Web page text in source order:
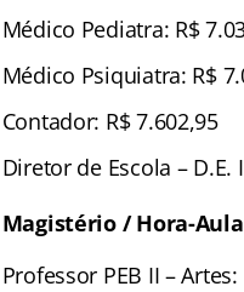
Médico Pediatra: R$
Médico Psiquiatra: R$
Contador: R$ 7.602,95
Diretor de Escola – D.E.
Magistério / Hora-Aula
Professor PEB II –